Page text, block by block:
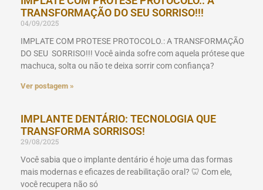
TRANSFORMAÇÃO DO SEU SORRISO!!!
04/09/2025
IMPLATE COM PROTESE PROTOCOLO.: A TRANSFORMAÇÃO
DO SEU SORRISO!!! Você ainda sofre com aquela prótese que
machuca, solta ou não te deixa sorrir com confiança?
Ver postagem »
IMPLANTE DENTÁRIO: TECNOLOGIA QUE
TRANSFORMA SORRISOS!
29/08/2025
Você sabia que o implante dentário é hoje uma das formas
mais modernas e eficazes de reabilitação oral? 🦷 Com ele,
você recupera não só